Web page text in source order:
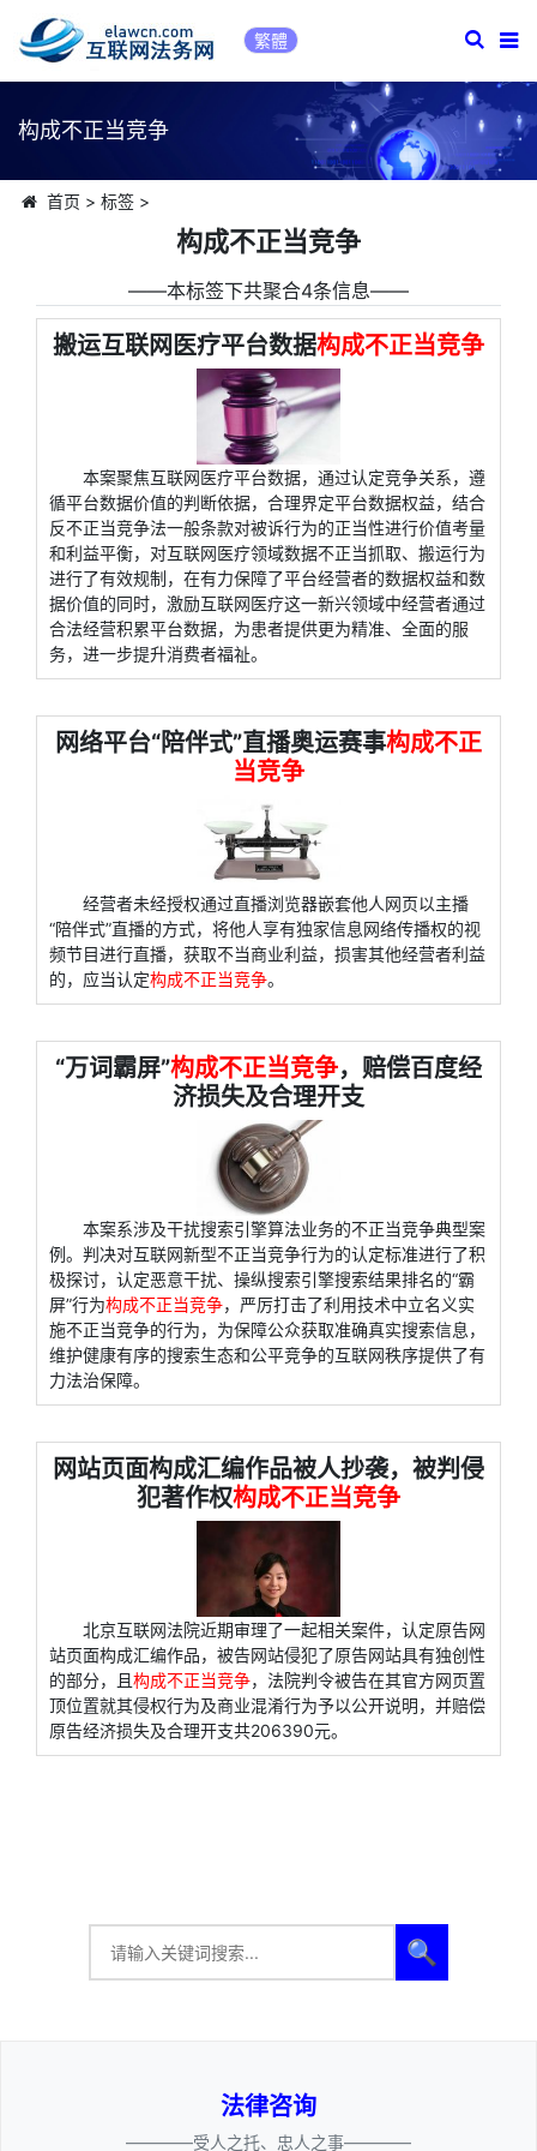
繁體
构成不正当竞争
首页 > 标签>
构成不正当竞争
――本标签下共聚合4条信息――
搬运互联网医疗平台数据构成不正当竞争
本案聚焦互联网医疗平台数据，通过认定竞争关系，遵
循平台数据价值的判断依据，合理界定平台数据权益，结合
反不正当竞争法一般条款对被诉行为的正当性进行价值考量
和利益平衡，对互联网医疗领域数据不正当抓取、搬运行为
进行了有效规制，在有力保障了平台经营者的数据权益和数
据价值的同时，激励互联网医疗这一新兴领域中经营者通过
合法经营积累平台数据，为患者提供更为精准、全面的服
务，进一步提升消费者福祉。
网络平台“陪伴式”直播奥运赛事构成不正
当竞争
经营者未经授权通过直播浏览器嵌套他人网页以主播
“陪伴式”直播的方式，将他人享有独家信息网络传播权的视
频节目进行直播，获取不当商业利益，损害其他经营者利益
的，应当认定构成不正当竞争。
“万词霸屏”构成不正当竞争，赔偿百度经
济损失及合理开支
本案系涉及干扰搜索引擎算法业务的不正当竞争典型案
例。判决对互联网新型不正当竞争行为的认定标准进行了积
极探讨，认定恶意干扰、操纵搜索引擎搜索结果排名的“霸
屏”行为构成不正当竞争，严厉打击了利用技术中立名义实
施不正当竞争的行为，为保障公众获取准确真实搜索信息，
维护健康有序的搜索生态和公平竞争的互联网秩序提供了有
力法治保障。
网站页面构成汇编作品被人抄袭，被判侵
犯著作权构成不正当竞争
北京互联网法院近期审理了一起相关案件，认定原告网
站页面构成汇编作品，被告网站侵犯了原告网站具有独创性
的部分，且构成不正当竞争，法院判令被告在其官方网页置
顶位置就其侵权行为及商业混淆行为予以公开说明，并赔偿
原告经济损失及合理开支共206390元。
🔍
法律咨询
————受人之托、忠人之事————